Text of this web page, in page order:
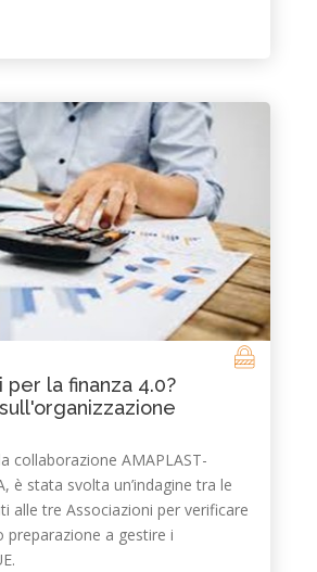
la finanza 4.0?
collaborazione AMAPLAST-
è stata svolta un’indagine tra le
alle tre Associazioni per verificare
preparazione a gestire i